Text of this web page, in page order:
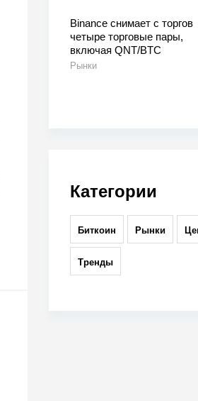
Binance снимает с торгов
четыре торговые пары,
включая QNT/BTC
Рынки
Категории
Биткоин Рынки
Тренды